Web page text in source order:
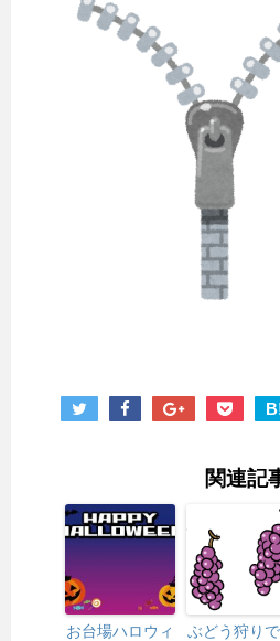
関連記
お台場ハロウィ
ぶどう狩り